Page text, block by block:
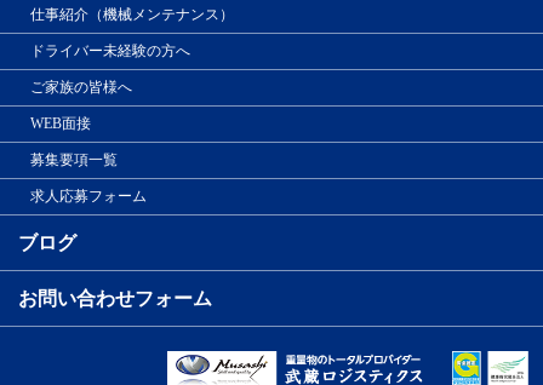
仕事紹介（機械メンテナンス）
ドライバー未経験の方へ
ご家族の皆様へ
WEB面接
募集要項一覧
求人応募フォーム
ブログ
お問い合わせフォーム